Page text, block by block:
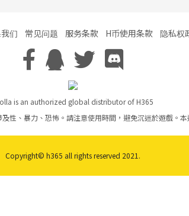
们 常见问题 服务条款 H币使用条款 隐私权
is an authorized global distributor of H365
性、暴力、恐怖。請注意使用時間，避免沉迷於遊戲。
Copyright© h365 all rights reserved 2021.